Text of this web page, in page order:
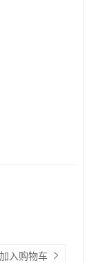
加入购物车